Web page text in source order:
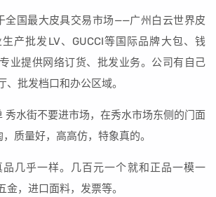
全国最大皮具交易市场——广州白云世界皮
产批发LV、GUCCI等国际品牌大包、钱
业提供网络订货、批发业务。公司有自己
、批发档口和办公区域。
秀水街不要进市场，在秀水市场东侧的门面
质量好，高高仿，特象真的。
几乎一样。几百元一个就和正品一模一
金，进口面料，发票等。